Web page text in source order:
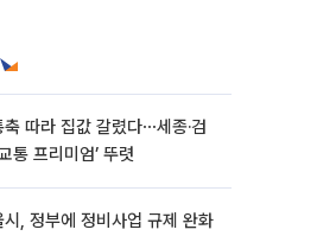
축 따라 집값 갈렸다⋯세종·검
통 프리미엄’ 뚜렷
시, 정부에 정비사업 규제 완화